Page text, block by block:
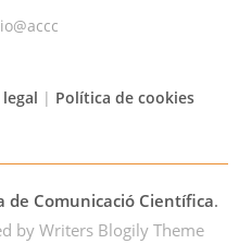
| Política de cookies
de Comunicació Científica.
byWriters Blogily Theme